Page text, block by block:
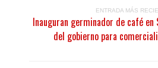
ENTRADA MÁS
Inauguran germinador de café en
del gobierno para